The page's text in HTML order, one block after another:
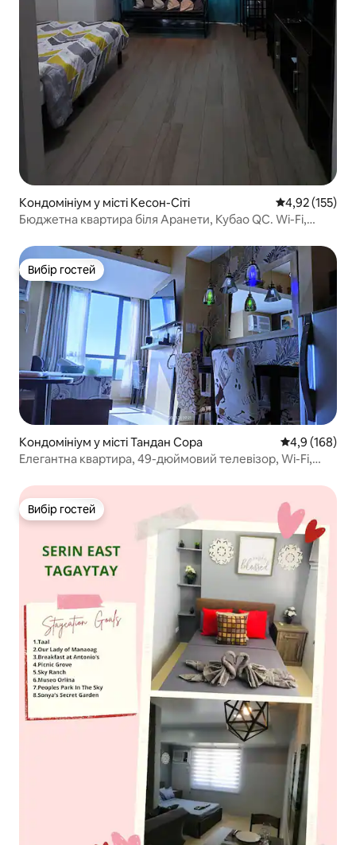
Кондомініум у місті Кесон-Сіті Середня
4,92 (155)
Бюджетна квартира біля Аранети, Кубао QC. Wi-Fi,
Вибір гостей
Вибір гостей
Кондомініум у місті Тандан Сора Середня
4,9 (168)
Елегантна квартира, 49-дюймовий телевізор, Wi-Fi,
Вибір гостей
Вибір гостей